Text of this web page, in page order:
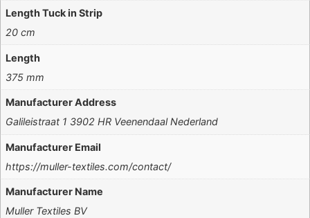
Length Tuck in Strip
20 cm
Length
375 mm
Manufacturer Address
Galileistraat 1 3902 HR Veenendaal Nederland
Manufacturer Email
https://muller-textiles.com/contact/
Manufacturer Name
Muller Textiles BV